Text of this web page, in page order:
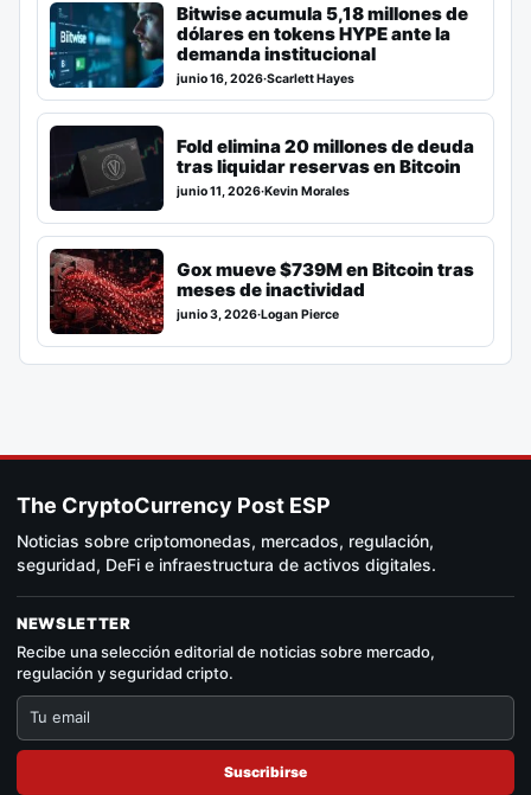
Bitwise acumula 5,18 millones de
dólares en tokens HYPE ante la
demanda institucional
junio 16, 2026·Scarlett Hayes
Fold elimina 20 millones de deuda
tras liquidar reservas en Bitcoin
junio 11, 2026·Kevin Morales
Gox mueve $739M en Bitcoin tras
meses de inactividad
junio 3, 2026·Logan Pierce
The CryptoCurrency Post ESP
Noticias sobre criptomonedas, mercados, regulación,
seguridad, DeFi e infraestructura de activos digitales.
NEWSLETTER
Recibe una selección editorial de noticias sobre mercado,
regulación y seguridad cripto.
Suscribirse